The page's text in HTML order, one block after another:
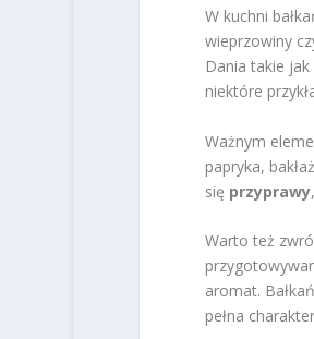
W kuchni
wieprzowiny
Dania takie jak
niektóre
Ważnym
papryka,
się przyprawy
Warto też
aromat.
pełna